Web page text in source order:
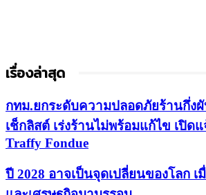
เรื่องล่าสุด
กทม.ยกระดับความปลอดภัยร้านกึ่งผั
เช็กลิสต์ เร่งร้านไม่พร้อมแก้ไข เปิด
Traffy Fondue
ปี 2028 อาจเป็นจุดเปลี่ยนของโลก เ